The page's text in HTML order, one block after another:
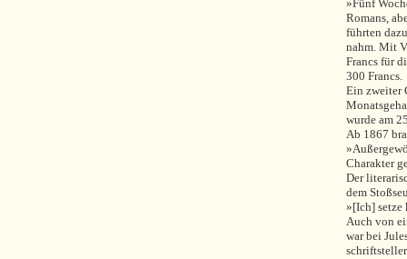
»Fünf
Romans,
führten
nahm. Mit
Francs für
300 Francs.
Ein zweiter
wurde am
Ab 1867
Charakter
Der
dem
»[Ich] setze
Auch von
war bei